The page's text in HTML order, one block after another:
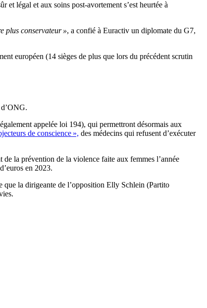
et légal et aux soins post-avortement s’est heurtée à
plus conservateur », a confié à Euractiv un diplomate du G7,
européen (14 sièges de plus que lors du précédent scrutin
appelée loi 194), qui permettront désormais aux
de conscience », des médecins qui refusent d’exécuter
la prévention de la violence faite aux femmes l’année
en 2023.
la dirigeante de l’opposition Elly Schlein (Partito